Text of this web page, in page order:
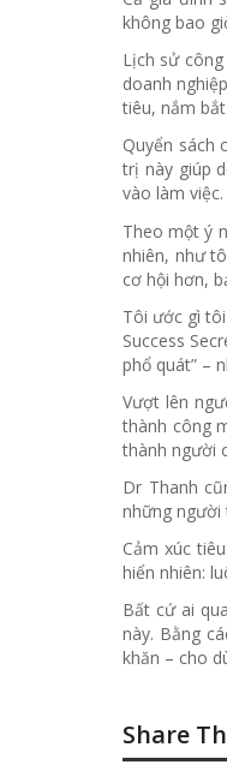
không bao
Lịch sử
doanh
tiêu, nắm
Quyển sách
trị này giúp
vào làm
Theo một ý
nhiên, như
cơ hội hơn,
Tôi ước gì
Success
phổ quát” –
Vượt lên
thành công
thành người
Dr Thanh
những người
Cảm xúc
hiển nhiên:
Bất cứ ai
này. Bằng
khăn – cho
Share